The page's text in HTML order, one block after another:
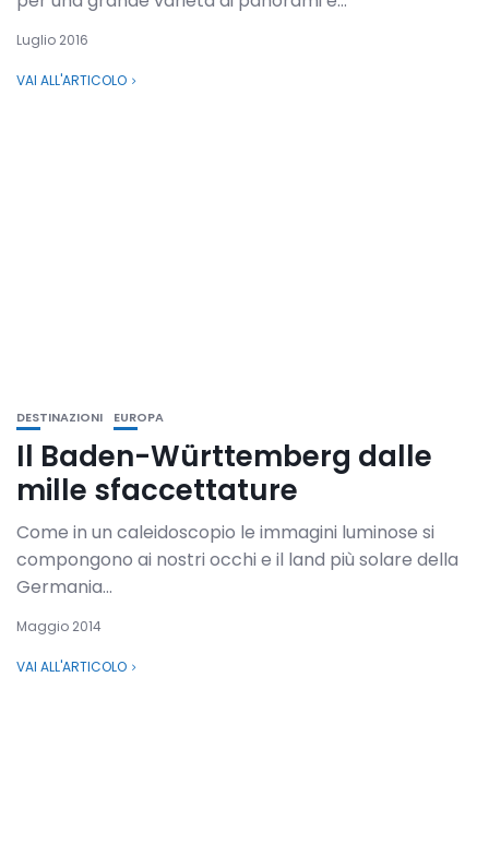
Luglio 2016
VAI ALL'ARTICOLO
DESTINAZIONI EUROPA
Il Baden-Württemberg dalle
mille sfaccettature
Come in un caleidoscopio le immagini luminose si
compongono ai nostri occhi e il land più solare della
Germania...
Maggio 2014
VAI ALL'ARTICOLO